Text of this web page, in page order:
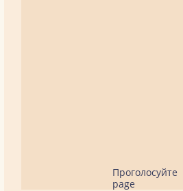
Проголосуйте
page